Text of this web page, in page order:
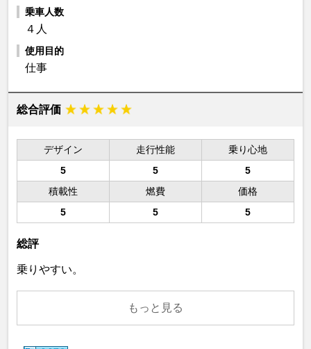
乗車人数
４人
使用目的
仕事
総合評価
デザイン 走行性能
乗り心地
5
5
5
積載性
燃費
価格
5
5 5
総評
乗りやすい。
もっと見る